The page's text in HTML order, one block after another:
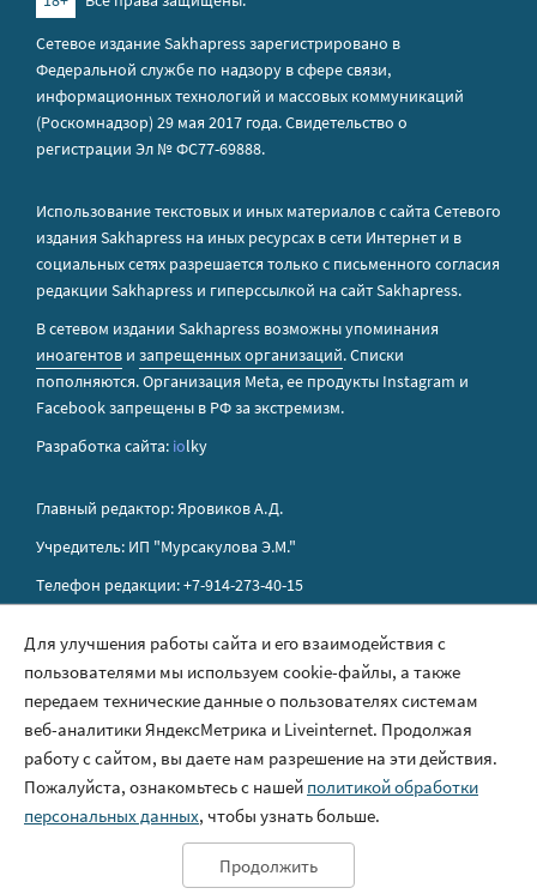
Сетевое издание Sakhapress зарегистрировано в
Федеральной службе по надзору в сфере связи,
информационных технологий и массовых коммуникаций
(Роскомнадзор) 29 мая 2017 года. Свидетельство о
регистрации Эл № ФС77-69888.
Использование текстовых и иных материалов с сайта Сетевого
издания Sakhapress на иных ресурсах в сети Интернет и в
социальных сетях разрешается только с письменного согласия
редакции Sakhapress и гиперссылкой на сайт Sakhapress.
В сетевом издании Sakhapress возможны упоминания
иноагентов и запрещенных организаций. Списки
пополняются. Организация Metа, ее продукты Instagram и
Facebook запрещены в РФ за экстремизм.
Разработка сайта: iolky
Главный редактор: Яровиков А.Д.
Учредитель: ИП "Мурсакулова Э.М."
Телефон редакции: +7-914-273-40-15
Правила сайта
Политика обработки персональных данных
Размещение рекламы
Контакты
Для улучшения работы сайта и его взаимодействия с
пользователями мы используем cookie-файлы, а также
передаем технические данные о пользователях системам
веб-аналитики ЯндексМетрика и Liveinternet. Продолжая
работу с сайтом, вы даете нам разрешение на эти действия.
Пожалуйста, ознакомьтесь с нашей политикой обработки
персональных данных, чтобы узнать больше.
Продолжить